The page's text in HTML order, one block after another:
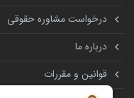
درخواست مشاوره حقوقی
درباره ما
قوانین و مقررات